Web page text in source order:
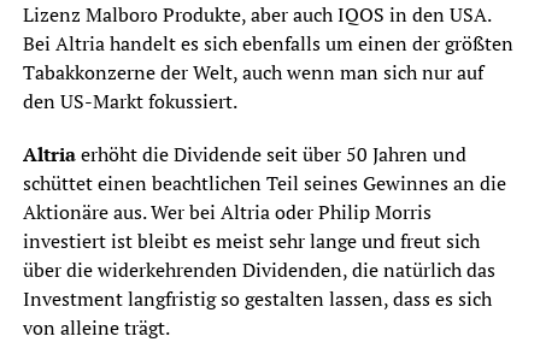
Lizenz Malboro Produkte, aber auch IQOS in den USA.
Bei Altria handelt es sich ebenfalls um einen der größten
Tabakkonzerne der Welt, auch wenn man sich nur auf
den US-Markt fokussiert.
Altriaerhöht die Dividende seit über 50 Jahren und
schüttet einen beachtlichen Teil seines Gewinnes an die
Aktionäre aus. Wer bei Altria oder Philip Morris
investiert ist bleibt es meist sehr lange und freut sich
über die widerkehrenden Dividenden, die natürlich das
Investment langfristig so gestalten lassen, dass es sich
von alleine trägt.